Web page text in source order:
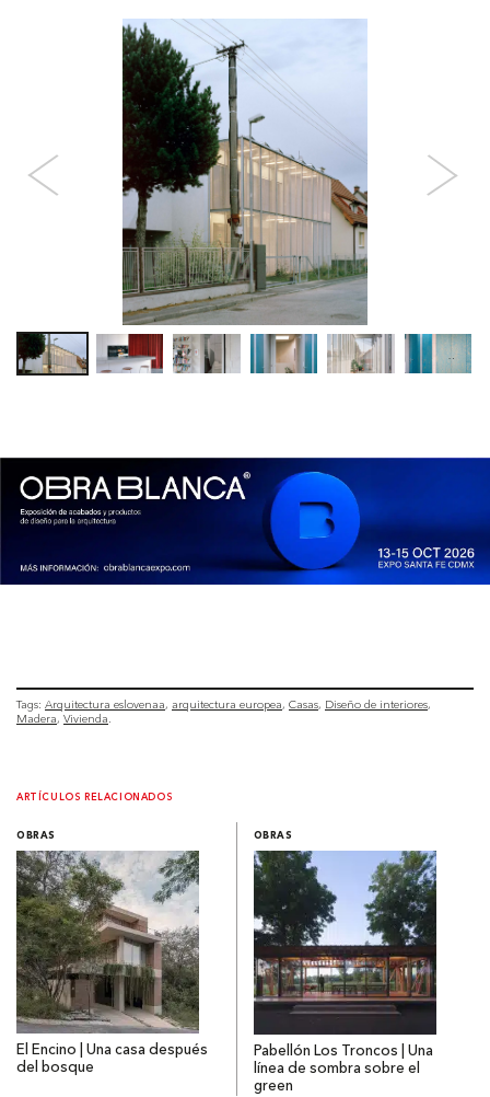
Tags: Arquitectura eslovenaa arquitectura europea Casas Diseño de interiores
Madera Vivienda
ARTÍCULOS RELACIONADOS
OBRAS
El Encino | Una casa después
del bosque
OBRAS
Pabellón Los Troncos | Una
línea de sombra sobre el
green